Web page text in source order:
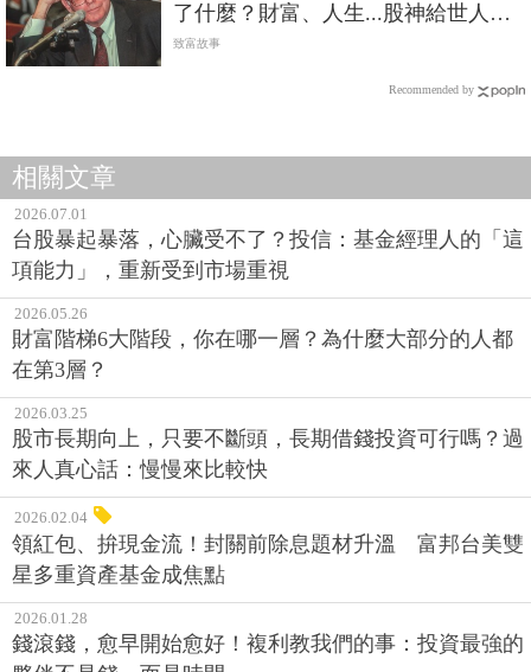
了什麼？財富、人生...股神給世人的9
大啟示
致富故事
Recommended by
相關文章
2026.07.01
台股暴起暴落，心臟受不了？投信：基金經理人的「這
項能力」，重新受到市場重視
2026.05.26
財富階梯6大階段，你在哪一層？為什麼大部分的人都
在第3層？
2026.03.25
股市長期向上，只要不斷頭，長期借錢投資可行嗎？過
來人真心話：慢慢來比較快
2026.02.04
領紅包、拚現金流！封關前除息題材升溫 富邦台美雙
星多重資產基金成焦點
2026.01.28
錢滾錢，愈早開始愈好！複利教我們的事：投資最強的